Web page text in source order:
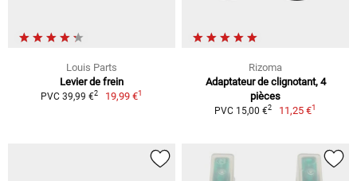
Louis Parts
Levier de frein
PVC 39,99 €2 19,99 €1
Rizoma
Adaptateur de clignotant, 4
pièces
PVC 15,00 €2 11,25 €1